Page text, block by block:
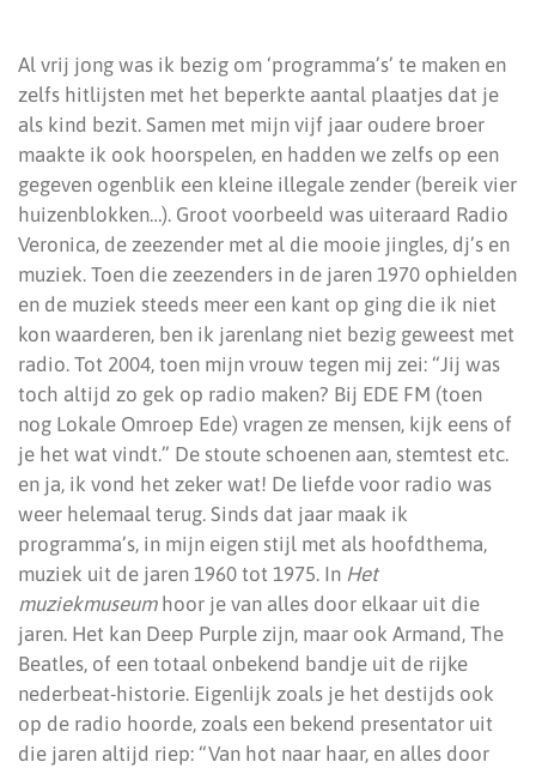
Al vrij jong was ik bezig om ‘programma’s’ te maken en
zelfs hitlijsten met het beperkte aantal plaatjes dat je
als kind bezit. Samen met mijn vijf jaar oudere broer
maakte ik ook hoorspelen, en hadden we zelfs op een
gegeven ogenblik een kleine illegale zender (bereik vier
huizenblokken…). Groot voorbeeld was uiteraard Radio
Veronica, de zeezender met al die mooie jingles, dj’s en
muziek. Toen die zeezenders in de jaren 1970 ophielden
en de muziek steeds meer een kant op ging die ik niet
kon waarderen, ben ik jarenlang niet bezig geweest met
radio. Tot 2004, toen mijn vrouw tegen mij zei: “Jij was
toch altijd zo gek op radio maken? Bij EDE FM (toen
nog Lokale Omroep Ede) vragen ze mensen, kijk eens of
je het wat vindt.” De stoute schoenen aan, stemtest etc.
en ja, ik vond het zeker wat! De liefde voor radio was
weer helemaal terug. Sinds dat jaar maak ik
programma’s, in mijn eigen stijl met als hoofdthema,
muziek uit de jaren 1960 tot 1975. In Het
muziekmuseumhoor je van alles door elkaar uit die
jaren. Het kan Deep Purple zijn, maar ook Armand, The
Beatles, of een totaal onbekend bandje uit de rijke
nederbeat-historie. Eigenlijk zoals je het destijds ook
op de radio hoorde, zoals een bekend presentator uit
die jaren altijd riep: “Van hot naar haar, en alles door